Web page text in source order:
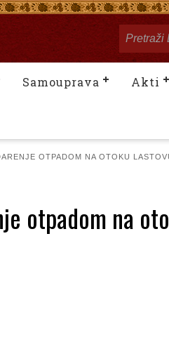
Samouprava Akti
OTPADOM NA OTOKU
otpadom na